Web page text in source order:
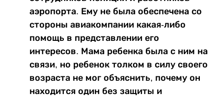
аэропорта. Ему не была обеспечена со
стороны авиакомпании какая-либо
помощь в представлении его
интересов. Мама ребенка была с ним на
связи, но ребенок толком в силу своего
возраста не мог объяснить, почему он
находится один без защиты и